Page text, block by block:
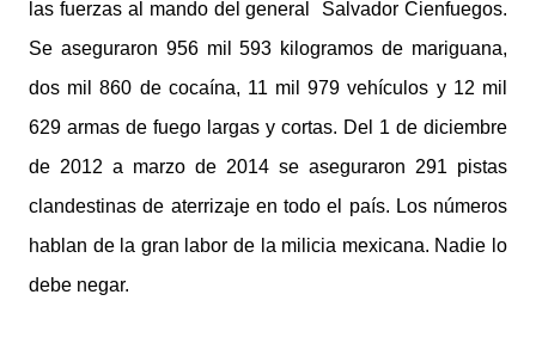
las fuerzas al mando del general Salvador Cienfuegos.
Se aseguraron 956 mil 593 kilogramos de mariguana,
dos mil 860 de cocaína, 11 mil 979 vehículos y 12 mil
629 armas de fuego largas y cortas. Del 1 de diciembre
de 2012 a marzo de 2014 se aseguraron 291 pistas
clandestinas de aterrizaje en todo el país. Los números
hablan de la gran labor de la milicia mexicana. Nadie lo
debe negar.